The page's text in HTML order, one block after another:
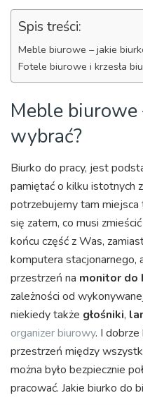
Spis treści:
Meble biurowe – jakie
Fotele biurowe i krzesła
Meble
wybrać?
Biurko do pracy, jest
pamiętać o kilku istotnych
potrzebujemy tam
się zatem, co musi
końcu część z Was,
komputera stacjonarnego,
przestrzeń na monitor do
zależności od
niekiedy także głośniki,
organizer biurowy. I dobrze
przestrzeń między
można było bezpiecznie
pracować. Jakie biurko do